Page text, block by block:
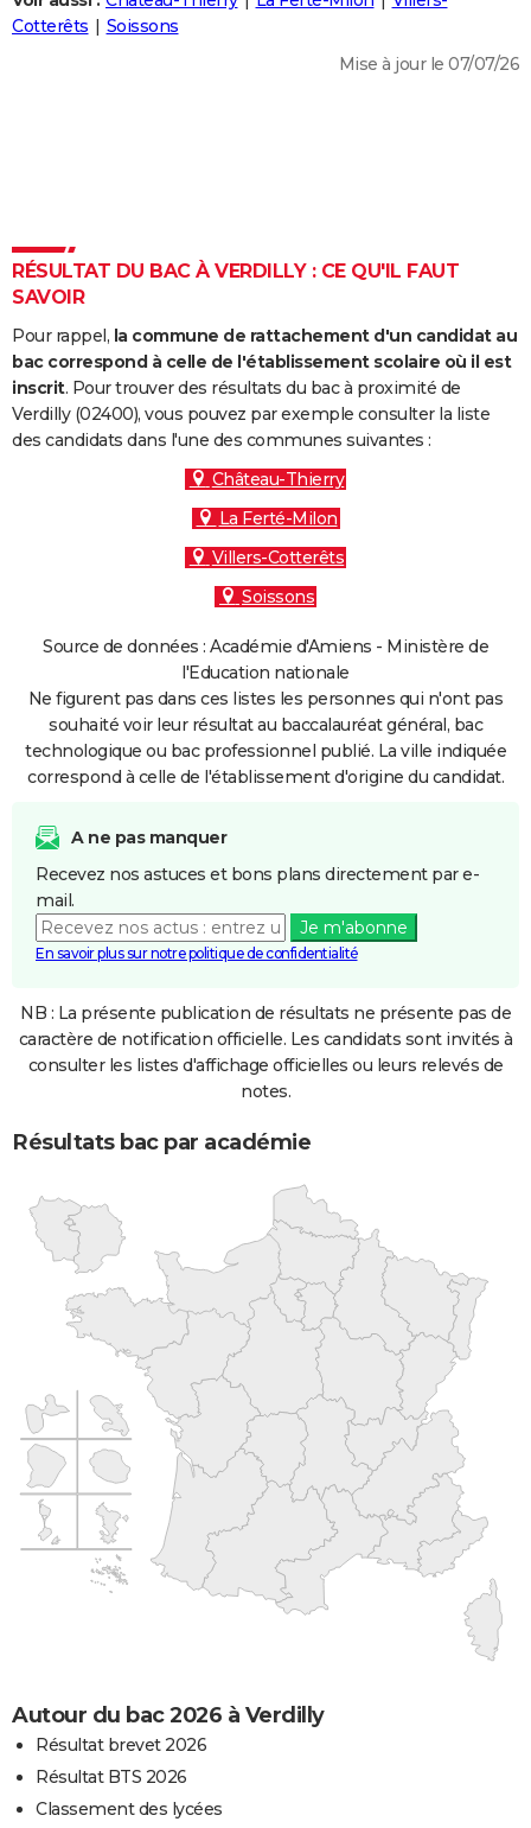
Destinations
City break
Voyage nature
Voyage de noces
Forum
Climat
+
PHOTO
Dictionnaire
Biographies
Citations
Expressions
Proverbes
PROGRAMME TV
S'inscrire
Se connecter
Lycées
Collèges
Primaires
Universités
Entreprises
Service militaire
Avis de recherche
AVIS DE DÉCÈS
FORUM
Cotterêts
Soissons
Mise à jour le 07/07/26
RÉSULTAT DU BAC À VERDILLY : CE QU'IL FAUT
SAVOIR
Pour rappel, la commune de rattachement d'un candidat au
bac correspond à celle de l'établissement scolaire où il est
inscrit. Pour trouver des résultats du bac à proximité de
Verdilly (02400), vous pouvez par exemple consulter la liste
des candidats dans l'une des communes suivantes :
Château-Thierry
La Ferté-Milon
Villers-Cotterêts
Soissons
Source de données : Académie d'Amiens - Ministère de
l'Education nationale
Ne figurent pas dans ces listes les personnes qui n'ont pas
souhaité voir leur résultat au baccalauréat général, bac
technologique ou bac professionnel publié. La ville indiquée
correspond à celle de l'établissement d'origine du candidat.
A ne pas manquer
Recevez nos astuces et bons plans directement par e-
mail.
Je m'abonne
En savoir plus sur notre politique de confidentialité
NB : La présente publication de résultats ne présente pas de
caractère de notification officielle. Les candidats sont invités à
consulter les listes d'affichage officielles ou leurs relevés de
notes.
Résultats bac par académie
Autour du bac 2026 à Verdilly
Résultat brevet 2026
Résultat BTS 2026
Classement des lycées